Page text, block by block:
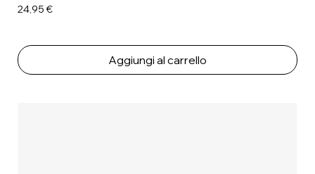
Prezzo
24,95 €
Aggiungi al carrello